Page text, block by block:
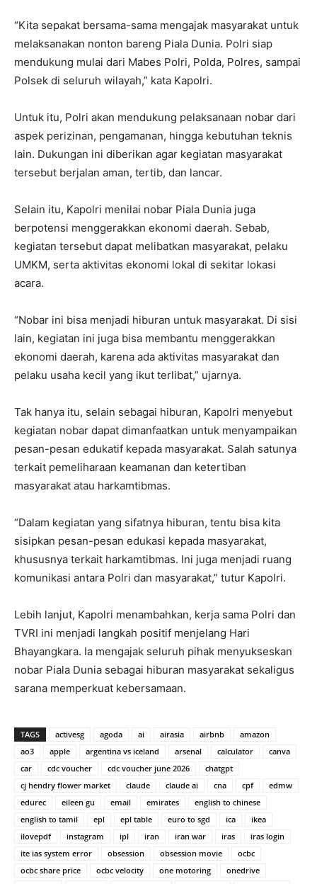
“Kita sepakat bersama-sama mengajak masyarakat untuk
melaksanakan nonton bareng Piala Dunia. Polri siap
mendukung mulai dari Mabes Polri, Polda, Polres, sampai
Polsek di seluruh wilayah,” kata Kapolri.
Untuk itu, Polri akan mendukung pelaksanaan nobar dari
aspek perizinan, pengamanan, hingga kebutuhan teknis
lain. Dukungan ini diberikan agar kegiatan masyarakat
tersebut berjalan aman, tertib, dan lancar.
Selain itu, Kapolri menilai nobar Piala Dunia juga
berpotensi menggerakkan ekonomi daerah. Sebab,
kegiatan tersebut dapat melibatkan masyarakat, pelaku
UMKM, serta aktivitas ekonomi lokal di sekitar lokasi
acara.
“Nobar ini bisa menjadi hiburan untuk masyarakat. Di sisi
lain, kegiatan ini juga bisa membantu menggerakkan
ekonomi daerah, karena ada aktivitas masyarakat dan
pelaku usaha kecil yang ikut terlibat,” ujarnya.
Tak hanya itu, selain sebagai hiburan, Kapolri menyebut
kegiatan nobar dapat dimanfaatkan untuk menyampaikan
pesan-pesan edukatif kepada masyarakat. Salah satunya
terkait pemeliharaan keamanan dan ketertiban
masyarakat atau harkamtibmas.
“Dalam kegiatan yang sifatnya hiburan, tentu bisa kita
sisipkan pesan-pesan edukasi kepada masyarakat,
khususnya terkait harkamtibmas. Ini juga menjadi ruang
komunikasi antara Polri dan masyarakat,” tutur Kapolri.
Lebih lanjut, Kapolri menambahkan, kerja sama Polri dan
TVRI ini menjadi langkah positif menjelang Hari
Bhayangkara. Ia mengajak seluruh pihak menyukseskan
nobar Piala Dunia sebagai hiburan masyarakat sekaligus
sarana memperkuat kebersamaan.
TAGS activesg agoda ai airasia airbnb
amazon
ao3
apple argentina vs iceland arsenal calculator
canva
car
cdc voucher cdc voucher june 2026
chatgpt
cj hendry flower market
claude claude ai cna cpf
edmw
edurec
eileen gu email emirates
english to chinese
english to tamil
epl epl table euro to sgd ica
ikea
ilovepdf
instagram ipl iran iran war iras
iras login
ite ias system error
obsession obsession movie
ocbc
ocbc share price
ocbc velocity one motoring
onedrive